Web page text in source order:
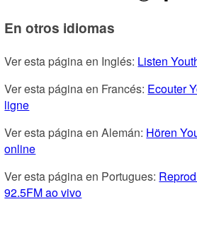
En otros idiomas
Ver esta página en Inglés: Listen
Ver esta página en Francés: Ecouter
ligne
Ver esta página en Alemán: Hören
online
Ver esta página en Portugues:
92.5FM ao vivo